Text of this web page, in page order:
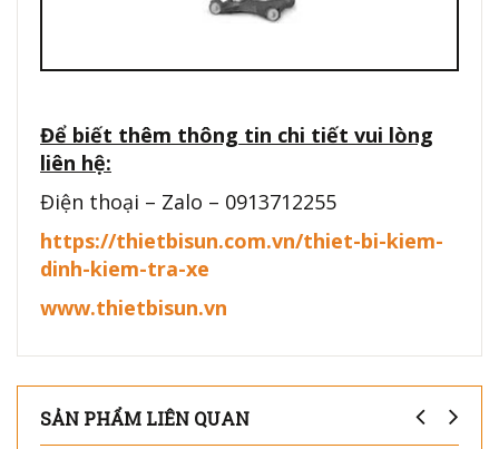
Để biết thêm thông tin chi tiết vui lòng
liên hệ:
Điện thoại – Zalo – 0913712255
https://thietbisun.com.vn/thiet-bi-kiem-
dinh-kiem-tra-xe
www.thietbisun.vn
SẢN PHẨM LIÊN QUAN